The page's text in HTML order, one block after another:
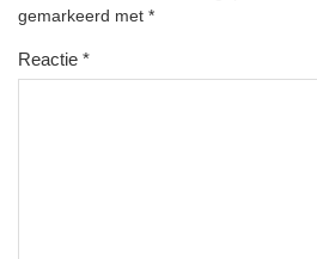
gemarkeerd met *
Reactie *